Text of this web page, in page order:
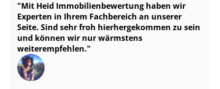
Mit Heid Im­mo­bi­li­en­be­wer­tung haben wir
Experten in Ihrem Fachbereich an unserer
Seite. Sind sehr froh hierhergekommen zu sein
und können wir nur wärmstens
weiterempfehlen.